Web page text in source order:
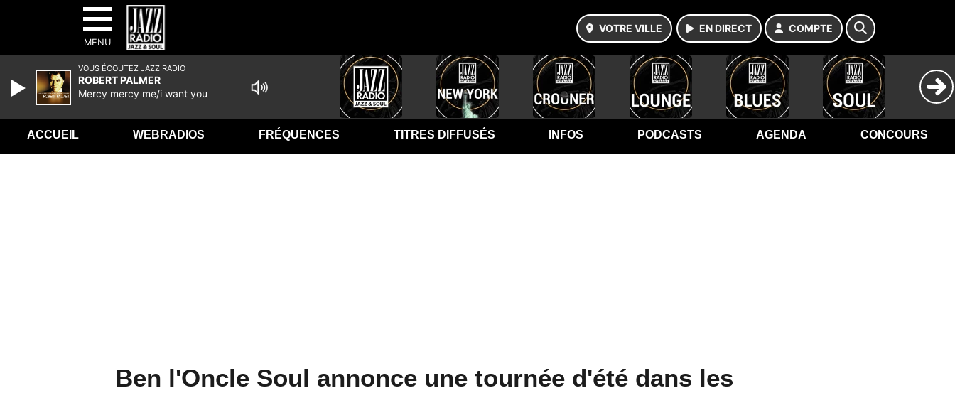
MENU
VOTRE VILLE EN DIRECT COMPTE
ACCUEIL WEBRADIOS FRÉQUENCES TITRES DIFFUSÉS INFOS PODCASTS AGENDA CONCOURS
Ben l'Oncle Soul annonce une tournée d'été dans les
VOUS ÉCOUTEZ JAZZ RADIO
ROBERT PALMER
Mercy mercy me/i want you